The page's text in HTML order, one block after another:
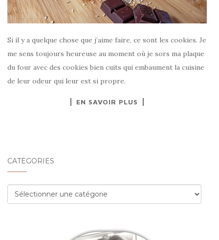
Si il y a quelque chose que j’aime faire, ce sont les cookies. Je
me sens toujours heureuse au moment où je sors ma plaque
du four avec des cookies bien cuits qui embaument la cuisine
de leur odeur qui leur est si propre.
EN SAVOIR PLUS
CATÉGORIES
Catégories